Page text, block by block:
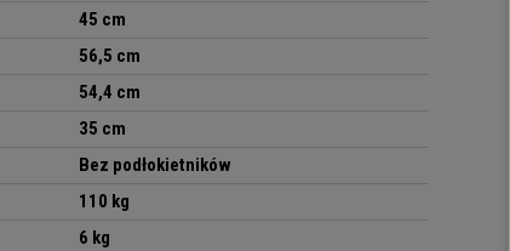
45 cm
56,5 cm
54,4 cm
35 cm
Bez podłokietników
110 kg
6 kg